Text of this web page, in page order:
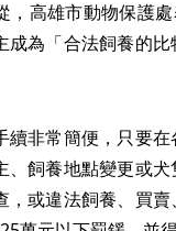
，高雄市動物保護
成為「合法飼養的
續非常簡便，只要
、飼養地點變更或
，或違法飼養、買